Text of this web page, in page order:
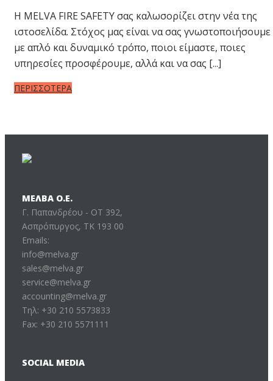
Η MELVA FIRE SAFETY σας καλωσορίζει στην νέα της
ιστοσελίδα. Στόχος μας είναι να σας γνωστοποιήσουμε
με απλό και δυναμικό τρόπο, ποιοι είμαστε, ποιες
υπηρεσίες προσφέρουμε, αλλά και να σας [...]
ΠΕΡΙΣΣΟΤΕΡΑ
ΜΕΛΒΑ Ο.Ε.
Γ. Παπανδρέου - ΟΤ 392,
Ασπρόπυργος, ΤΚ 193 00
Emails:
info@melva.gr
sales@melva.gr
service@melva.gr
accounting@melva.gr
Τηλ: +30 210 5573833
Fax: +30 210 5571111
SOCIAL MEDIA